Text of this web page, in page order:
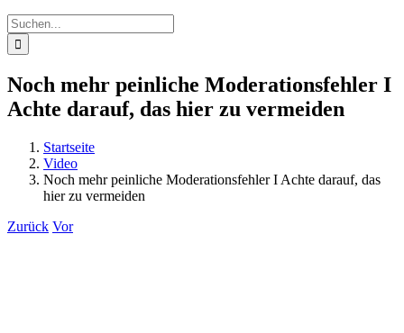
Suche
nach:
Noch mehr peinliche Moderationsfehler I
Achte darauf, das hier zu vermeiden
Startseite
Video
Noch mehr peinliche Moderationsfehler I Achte darauf, das
hier zu vermeiden
Zurück Vor